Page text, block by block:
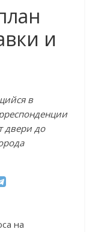
и
в
двери до
на